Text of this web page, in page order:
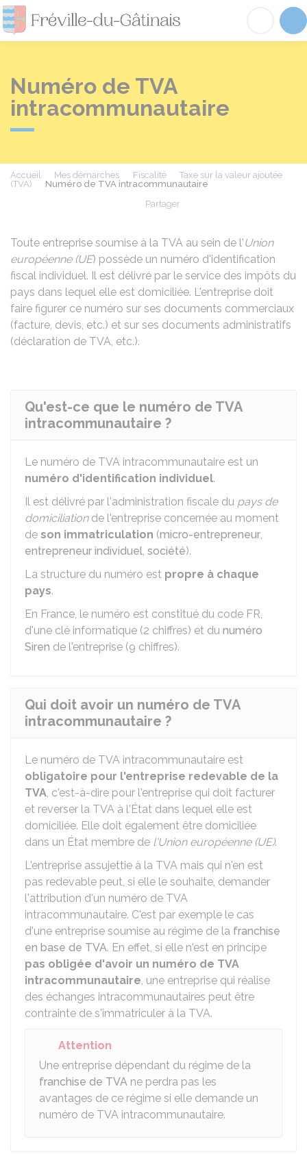
Fréville-du-
Numéro de TVA
intracommunautaire
Accueil Mes démarches Fiscalité
Taxe sur la valeur ajoutée
(TVA)
Numéro de TVA intracommunautaire
Partager
Toute entreprise soumise à la TVA au sein de l'Union
européenne (UE) possède un numéro d'identification
fiscal individuel. Il est délivré par le service des impôts du
pays dans lequel elle est domiciliée. L'entreprise doit
faire figurer ce numéro sur ses documents commerciaux
(facture, devis, etc.) et sur ses documents administratifs
(déclaration de TVA, etc.).
Qu'est-ce que le numéro de TVA
intracommunautaire ?
Le numéro de TVA intracommunautaire est un
numéro d'identification individuel.
Il est délivré par l'administration fiscale du pays de
domiciliationde l'entreprise concernée au moment
de son immatriculation (micro-entrepreneur,
entrepreneur individuel, société).
La structure du numéro est propre à chaque
pays.
En France, le numéro est constitué du code FR,
d'une clé informatique (2 chiffres) et du numéro
Siren de l'entreprise (9 chiffres).
Qui doit avoir un numéro de TVA
intracommunautaire ?
Le numéro de TVA intracommunautaire est
obligatoire pour l'entreprise redevable de la
TVA, c'est-à-dire pour l'entreprise qui doit facturer
et reverser la TVA à l'État dans lequel elle est
domiciliée. Elle doit également être domiciliée
dans un État membre de l'Union européenne (UE).
L'entreprise assujettie à la TVA mais qui n'en est
pas redevable peut, si elle le souhaite, demander
l'attribution d'un numéro de TVA
intracommunautaire. C'est par exemple le cas
d'une entreprise soumise au régime de la franchise
en base de TVA. En effet, si elle n'est en principe
pas obligée d'avoir un numéro de TVA
intracommunautaire, une entreprise qui réalise
des échanges intracommunautaires peut être
contrainte de s'immatriculer à la TVA.
Attention
Une entreprise dépendant du régime de la
franchise de TVA ne perdra pas les
avantages de ce régime si elle demande un
numéro de TVA intracommunautaire.